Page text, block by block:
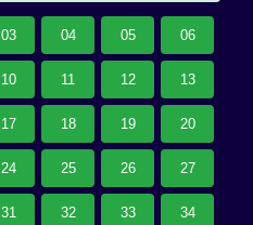
03 04 05 06
10 11 12 13
17 18 19 20
24 25 26 27
31 32 33 34